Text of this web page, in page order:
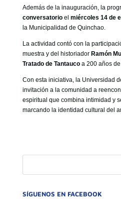
Además de la inauguración, la
conversatorioel miércoles 14 de
la Municipalidad de Quinchao.
La actividad contó con la
muestra y del historiador Ramón
Tratado de Tantaucoa 200 años
Con esta iniciativa, la Universidad
invitación a la comunidad a
espiritual que combina intimidad y
marcando la identidad cultural del
SÍGUENOS EN FACEBOOK